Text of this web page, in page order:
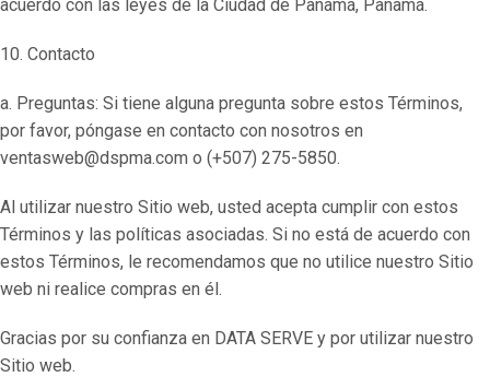
acuerdo con las leyes de la Ciudad de Panamá, Panamá.
10. Contacto
a. Preguntas: Si tiene alguna pregunta sobre estos Términos,
por favor, póngase en contacto con nosotros en
ventasweb@dspma.com o (+507) 275-5850.
Al utilizar nuestro Sitio web, usted acepta cumplir con estos
Términos y las políticas asociadas. Si no está de acuerdo con
estos Términos, le recomendamos que no utilice nuestro Sitio
web ni realice compras en él.
Gracias por su confianza en DATA SERVE y por utilizar nuestro
Sitio web.